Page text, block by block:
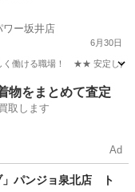
ワー坂井店
6月30日
職場！ ★★ 安定した会社で
物をまとめて査定
取します
Ad
」パンジョ泉北店 ト